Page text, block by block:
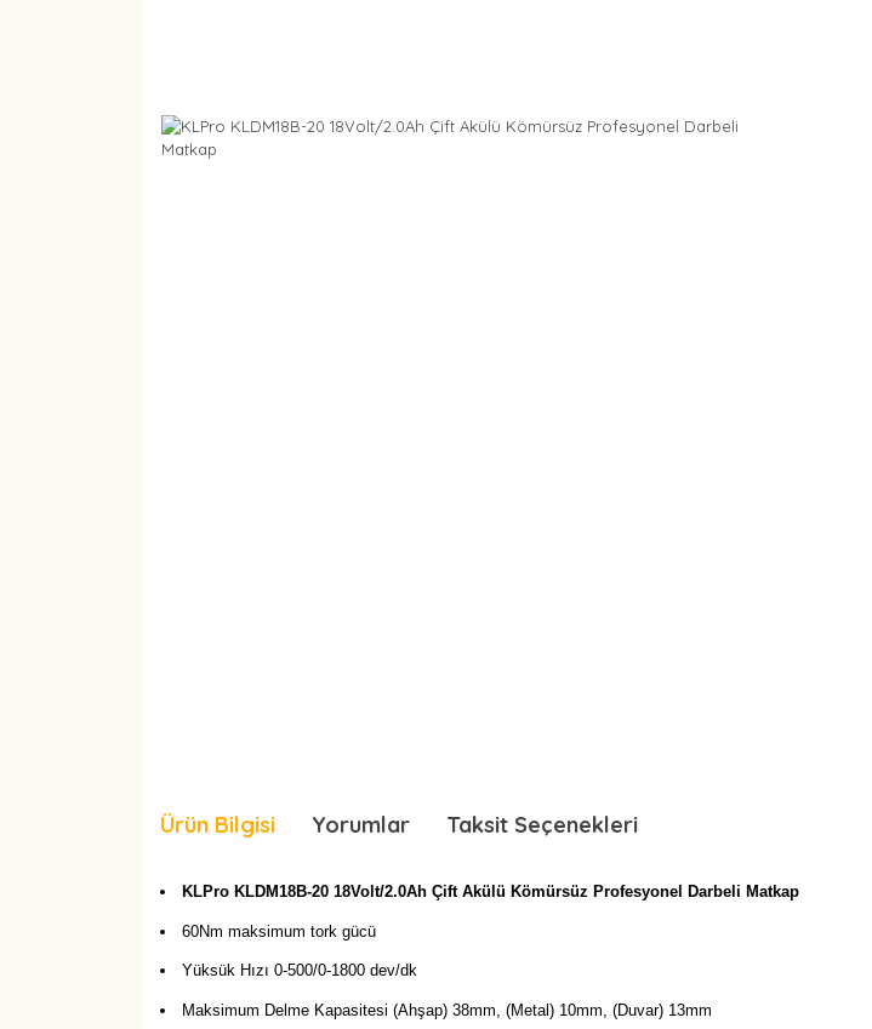
Ürün Bilgisi Yorumlar Taksit Seçenekleri
KLPro KLDM18B-20 18Volt/2.0Ah Çift Akülü Kömürsüz Profesyonel Darbeli Matkap
60Nm maksimum tork gücü
Yüksük Hızı 0-500/0-1800 dev/dk
Maksimum Delme Kapasitesi (Ahşap) 38mm, (Metal) 10mm, (Duvar) 13mm